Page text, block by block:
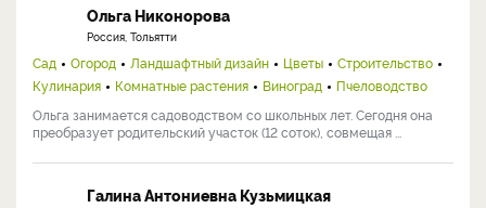
Ольга Никонорова
Россия, Тольятти
Сад Огород Ландшафтный дизайн Цветы
Строительство
Кулинария
Комнатные растения Виноград
Пчеловодство
Ольга занимается садоводством со школьных лет. Сегодня она
преобразует родительский участок (12 соток), совмещая ...
Галина Антониевна Кузьмицкая